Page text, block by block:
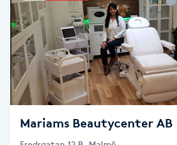
Mixfransar
N
Nagelförlängning
Nagelförlängning akryl
Nagelförlängning gelé
Mariams Beautycenter AB